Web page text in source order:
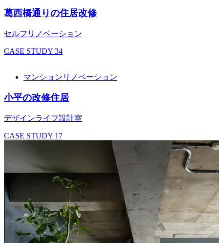
葛西橋通りの住居改修
セルフリノベーション
CASE STUDY 34
マンションリノベーション
小平の改修住居
デザインライフ設計室
CASE STUDY 17